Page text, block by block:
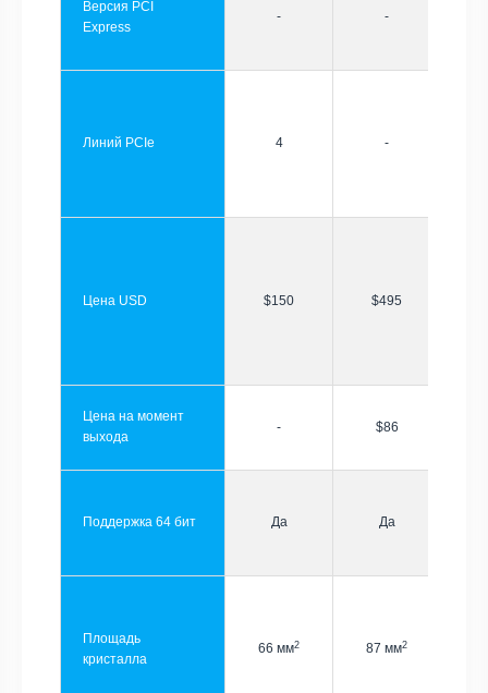
Версия PCI
Express
- -
Линий PCIe 4 -
Цена USD $150 $495
Цена на момент
выхода
- $86
Поддержка 64 бит Да Да
Площадь
кристалла
66 мм2 87 мм2